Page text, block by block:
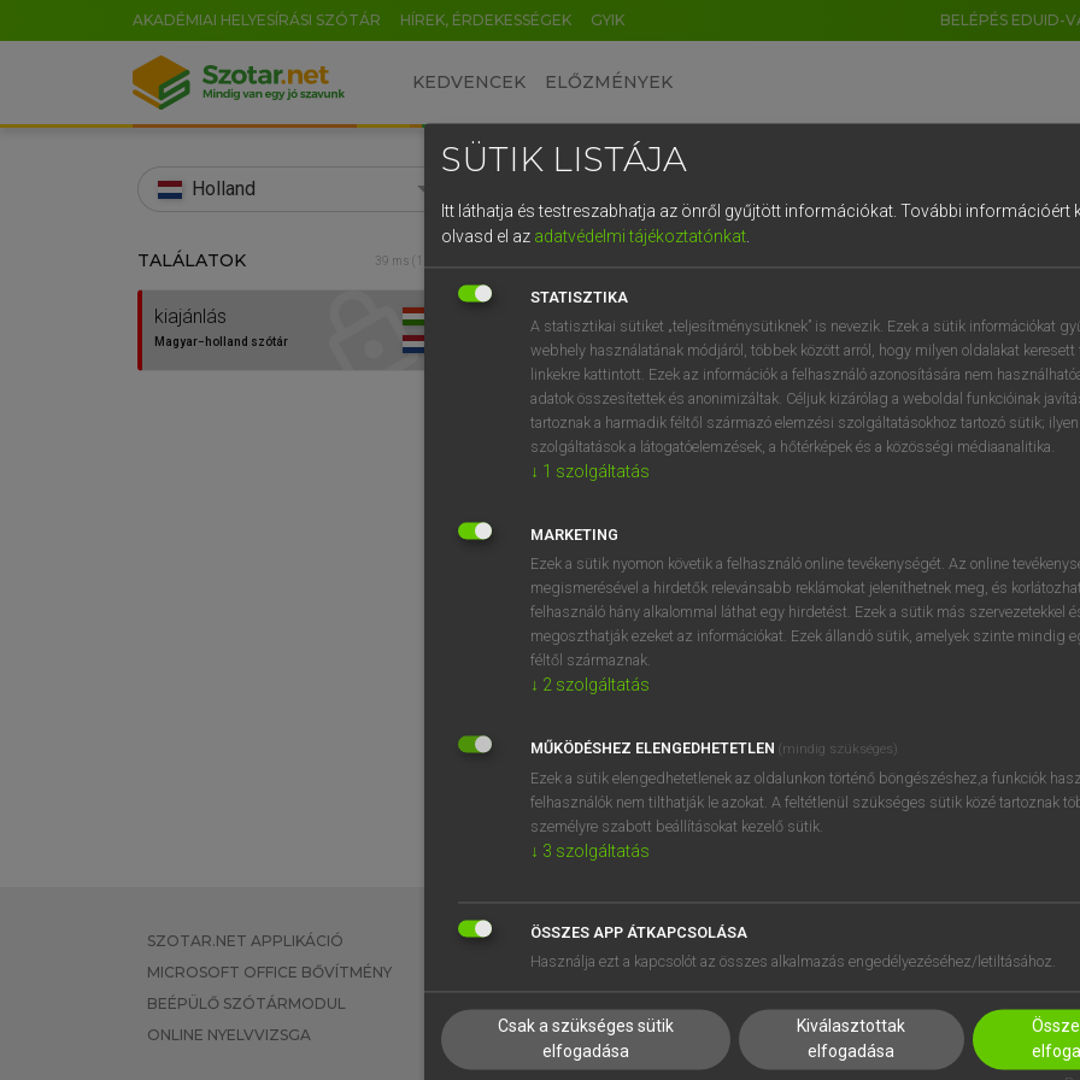
AKADÉMIAI HELYESÍRÁSI SZÓTÁR HÍREK, ÉRDEKESSÉGEK GYIK BELÉPÉS EDUID-
KEDVENCEK ELŐZMÉNYEK
Holland
TALÁLATOK 39 ms (1 db)
kiajánlás
Magyar−holland szótár
Magyar−holland szótár
VAN ELŐFIZETÉSED?
megtekintéséhez.
BELÉPÉS
próbaverziójának
regisztrálok ésbelépek.
REGISZTRÁCIÓ
SZOTAR.NET APPLIKÁCIÓ
MICROSOFT OFFICE BŐVÍTMÉNY
BEÉPÜLŐ SZÓTÁRMODUL
ONLINE NYELVVIZSGA
EGYÉNI FELHASZNÁLÓKNAK
TANULÓKNAK
VÁLLALATI MEGOLDÁSOK
SÚGÓ
RÓLUNK
SÜTI BEÁLLÍTÁSOK
SÜTIK LISTÁJA
Itt láthatja és testreszabhatja az önről gyűjtött információkat. További információért
olvasd el az adatvédelmi tájékoztatónkat.
STATISZTIKA
A statisztikai sütiket „teljesítménysütiknek” is nevezik. Ezek a sütik információkat
webhely használatának módjáról, többek között arról, hogy milyen oldalakat keresett
linkekre kattintott. Ezek az információk a felhasználó azonosítására nem
adatok összesítettek és anonimizáltak. Céljuk kizárólag a weboldal funkcióinak
tartoznak a harmadik féltől származó elemzési szolgáltatásokhoz tartozó sütik;
szolgáltatások a látogatóelemzések, a hőtérképek és a közösségi médiaanalitika.
↓ 1 szolgáltatás
MARKETING
Ezek a sütik nyomon követik a felhasználó online tevékenységét. Az online
megismerésével a hirdetők relevánsabb reklámokat jeleníthetnek meg, és
felhasználó hány alkalommal láthat egy hirdetést. Ezek a sütik más szervezetekkel
megoszthatják ezeket az információkat. Ezek állandó sütik, amelyek szinte mindig
féltől származnak.
↓ 2 szolgáltatás
MŰKÖDÉSHEZ ELENGEDHETETLEN (mindig szükséges)
Ezek a sütik elengedhetetlenek az oldalunkon történő böngészéshez,a funkciók
felhasználók nem tilthatják le azokat. A feltétlenül szükséges sütik közé tartoznak
személyre szabott beállításokat kezelő sütik.
↓ 3 szolgáltatás
ÖSSZES APP ÁTKAPCSOLÁSA
Használja ezt a kapcsolót az összes alkalmazás engedélyezéséhez/letiltásához.
Csak a szükséges sütik
elfogadása
Kiválasztottak
elfogadása
EN HU DE CN FR ES IT NL
0 1 2 3 4 5 6 7 8 9
q w e r t z u i
a s d f g h j k l é
í y x c v b n m , .